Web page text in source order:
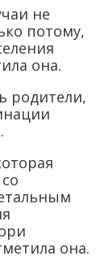
не
потому,
она.
родители,
она.